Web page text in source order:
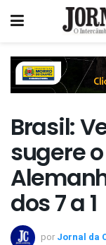
Brasil:
sugere
dos 7 a 1
por Jornal da